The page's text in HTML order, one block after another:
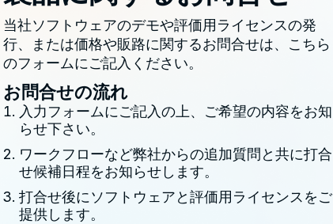
当社ソフトウェアのデモや評価用ライセンスの発
行、または価格や販路に関するお問合せは、こちら
のフォームにご記入ください。
お問合せの流れ
入力フォームにご記入の上、ご希望の内容をお知
らせ下さい。
ワークフローなど弊社からの追加質問と共に打合
せ候補日程をお知らせします。
打合せ後にソフトウェアと評価用ライセンスをご
提供します。